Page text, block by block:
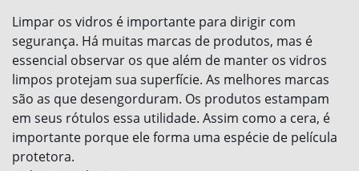
Limpar os vidros é importante para dirigir com
segurança. Há muitas marcas de produtos, mas é
essencial observar os que além de manter os vidros
limpos protejam sua superfície. As melhores marcas
são as que desengorduram. Os produtos estampam
em seus rótulos essa utilidade. Assim como a cera, é
importante porque ele forma uma espécie de película
protetora.